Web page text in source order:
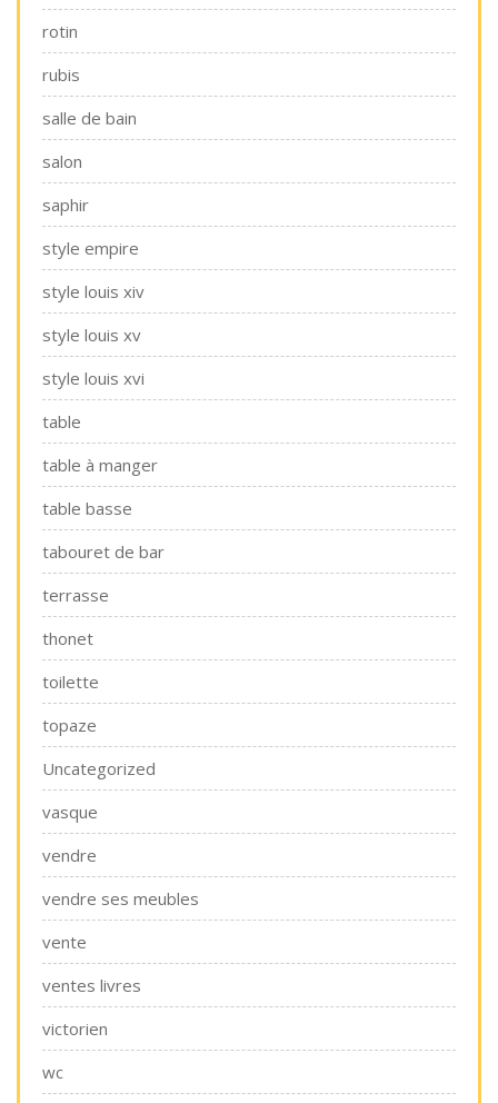
rotin
rubis
salle de bain
salon
saphir
style empire
style louis xiv
style louis xv
style louis xvi
table
table à manger
table basse
tabouret de bar
terrasse
thonet
toilette
topaze
Uncategorized
vasque
vendre
vendre ses meubles
vente
ventes livres
victorien
wc